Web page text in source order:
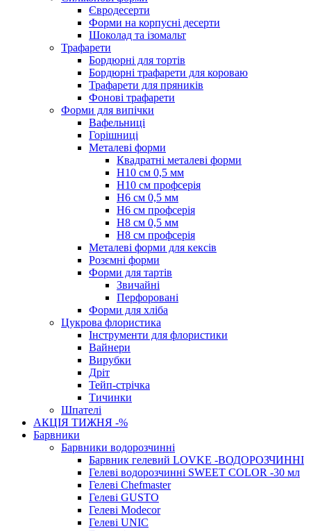
Євродесерти
Форми на корпусні десерти
Шоколад та ізомальт
Трафарети
Бордюрні для тортів
Бордюрні трафарети для короваю
Трафарети для пряників
Фонові трафарети
Форми для випічки
Вафельниці
Горішниці
Металеві форми
Квадратні металеві форми
Н10 см 0,5 мм
Н10 см профсерія
Н6 см 0,5 мм
Н6 см профсерія
Н8 см 0,5 мм
Н8 см профсерія
Металеві форми для кексів
Розємні форми
Форми для тартів
Звичайні
Перфоровані
Форми для хліба
Цукрова флористика
Інструменти для флористики
Вайнери
Вирубки
Дріт
Тейп-стрічка
Тичинки
Шпателі
АКЦІЯ ТИЖНЯ -%
Барвники
Барвники водорозчинні
Барвник гелевий LOVKE -ВОДОРОЗЧИННІ
Гелеві водорозчинні SWEET COLOR -30 мл
Гелеві Chefmaster
Гелеві GUSTO
Гелеві Modecor
Гелеві UNIC